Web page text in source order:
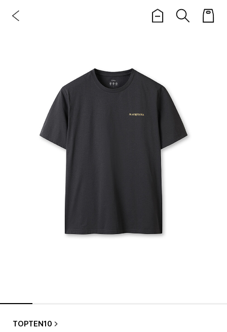
TOPTEN10